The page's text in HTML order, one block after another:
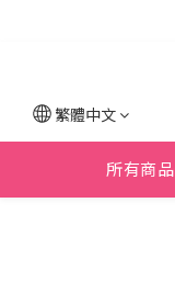
繁體中文
所有商品